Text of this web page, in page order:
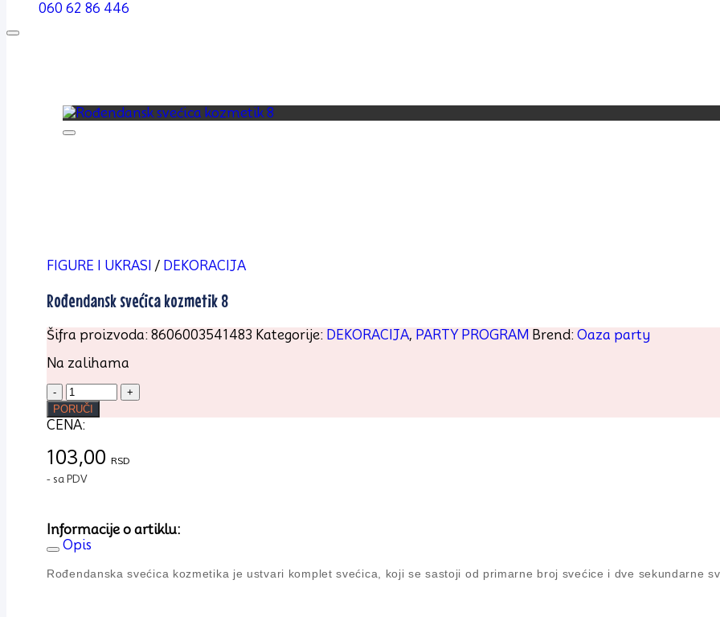
060 62 86 446
FIGURE I UKRASI / DEKORACIJA
Rođendansk svećica kozmetik 8
Šifra proizvoda: 8606003541483 Kategorije: DEKORACIJA, PARTY PROGRAM Brend: Oaza party
Na zalihama
Rođendansk
svećica
kozmetik
količina
PORUČI
CENA:
103,00 RSD
- sa PDV
Informacije o artiklu:
Opis
Rođendanska svećica kozmetika je ustvari komplet svećica, koji se sastoji od primarne broj svećice i dve sekundarne